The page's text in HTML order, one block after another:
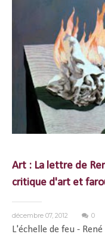
Art : La lettre de
critique d'art et
décembre 07, 2012 0
L'échelle de feu -